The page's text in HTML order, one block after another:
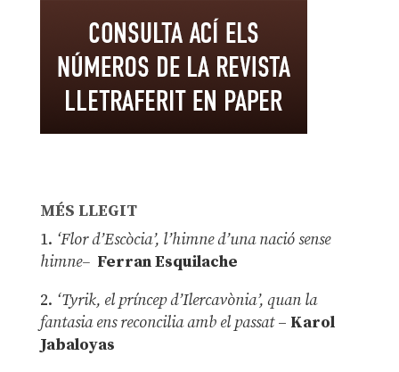
MÉS LLEGIT
1. ‘Flor d’Escòcia’, l’himne d’una nació sense
himne– Ferran Esquilache
2. ‘Tyrik, el príncep d’Ilercavònia’, quan la
fantasia ens reconcilia amb el passat– Karol
Jabaloyas